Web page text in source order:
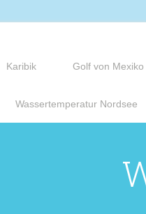
Karibik Golf von Mexiko
Wassertemperatur Nordsee